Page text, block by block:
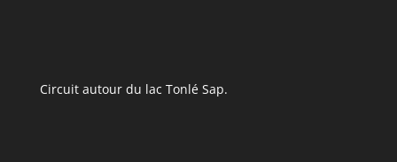
Circuit autour du lac Tonlé Sap.